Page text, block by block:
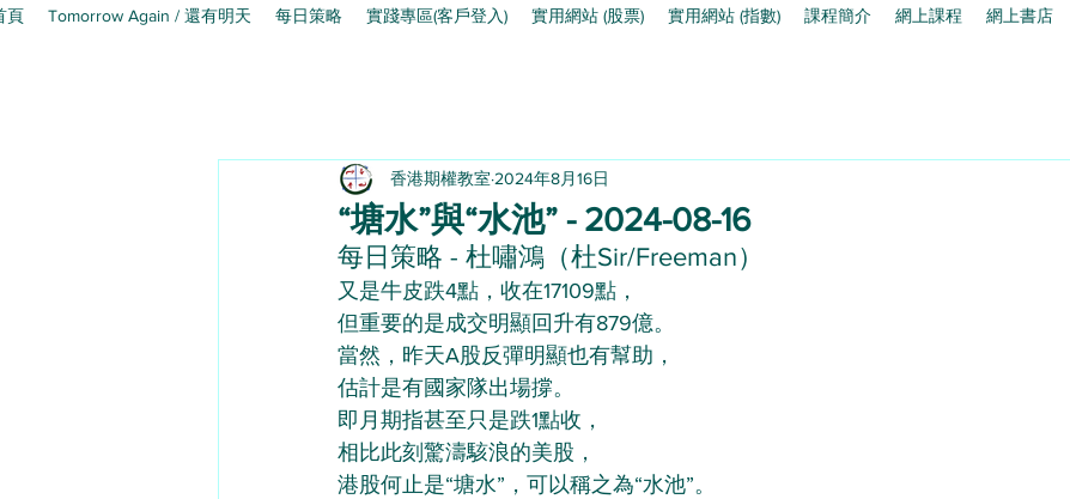
頁 Tomorrow Again / 還有明天 每日策略 實踐專區(客戶登入) 實用網站 (股票) 實用網站 (指數) 課程簡介 網上課程 網上書店
“塘水”與“水池” - 2024-08-16
香港期權教室 2024年8月16日
每日策略 - 杜嘯鴻（杜Sir/Freeman）
又是牛皮跌4點，收在17109點，
但重要的是成交明顯回升有879億。
當然，昨天A股反彈明顯也有幫助，
估計是有國家隊出場撐。
即月期指甚至只是跌1點收，
相比此刻驚濤駭浪的美股，
港股何止是“塘水”，可以稱之為“水池”。